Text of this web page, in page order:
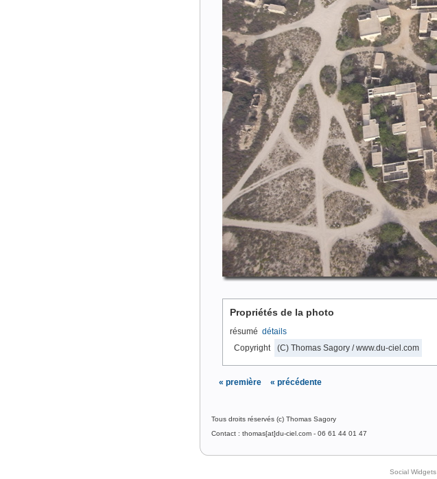
Propriétés de la photo
résumé détails
Copyright
(C) Thomas Sagory / www.du-ciel.com
« première « précédente
Tous droits réservés (c) Thomas Sagory
Contact : thomas[at]du-ciel.com - 06 61 44 01 47
Social Widgets